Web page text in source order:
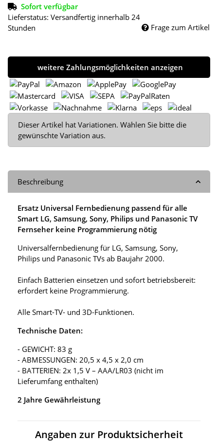
Sofort verfügbar
Lieferstatus: Versandfertig innerhalb 24
Stunden
Frage zum Artikel
weitere Zahlungsmöglichkeiten anzeigen
x
Dieser Artikel hat Variationen. Wählen Sie bitte die
gewünschte Variation aus.
Beschreibung
Ersatz Universal Fernbedienung passend für alle
Smart LG, Samsung, Sony, Philips und Panasonic TV
Fernseher keine Programmierung nötig
Universalfernbedienung für LG, Samsung, Sony,
Philips und Panasonic TVs ab Baujahr 2000.
Einfach Batterien einsetzen und sofort betriebsbereit:
erfordert keine Programmierung.
Alle Smart-TV- und 3D-Funktionen.
Technische Daten:
- GEWICHT: 83 g
- ABMESSUNGEN: 20,5 x 4,5 x 2,0 cm
- BATTERIEN: 2x 1,5 V – AAA/LR03 (nicht im
Lieferumfang enthalten)
2 Jahre Gewährleistung
Angaben zur Produktsicherheit